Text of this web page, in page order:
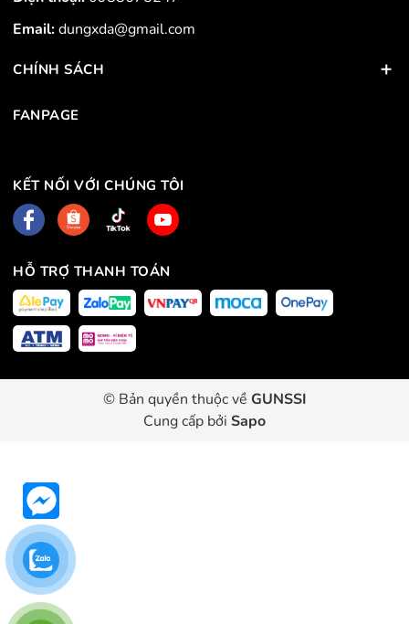
Email:dungxda@gmail.com
CHÍNH SÁCH
FANPAGE
KẾT NỐI VỚI CHÚNG TÔI
HỖ TRỢ THANH TOÁN
© Bản quyền thuộc về GUNSSI
Cung cấp bởi Sapo